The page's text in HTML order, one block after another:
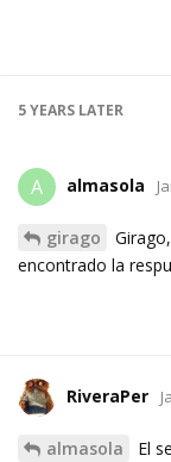
5 YEARS LATER
A almasola
girago
encontrado la
RiveraPer
almasola
El